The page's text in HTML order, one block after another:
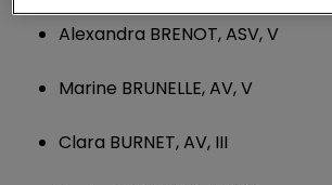
Alexandra BRENOT, ASV, V
Marine BRUNELLE, AV, V
Clara BURNET, AV, III